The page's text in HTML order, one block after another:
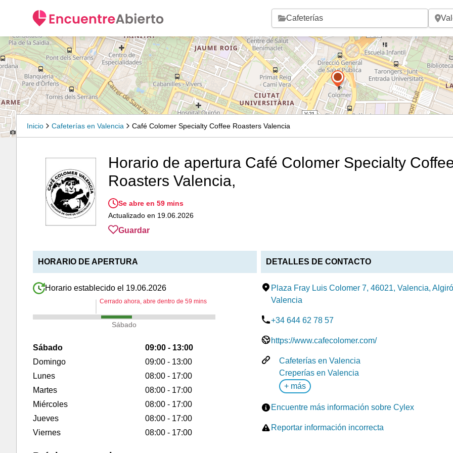
Inicio Cafeterías en Valencia Café Colomer Specialty Coffee Roasters Valencia
Horario de apertura Café Colomer Specialty
Roasters Valencia,
Se abre en 59 mins
Actualizado en 19.06.2026
Guardar
HORARIO DE APERTURA
Horario establecido el 19.06.2026
Cerrado ahora, abre dentro de59 mins
Sábado
Sábado
09:00 - 13:00
Domingo
09:00 - 13:00
Lunes
08:00 - 17:00
Martes
08:00 - 17:00
Miércoles
08:00 - 17:00
Jueves
08:00 - 17:00
Viernes
08:00 - 17:00
DETALLES DE CONTACTO
Plaza Fray Luis Colomer 7, 46021, Valencia,
Valencia
+34 644 62 78 57
https://www.cafecolomer.com/
Cafeterías en Valencia
Creperías en Valencia
+ más
Encuentre más información sobre Cylex
Reportar información incorrecta